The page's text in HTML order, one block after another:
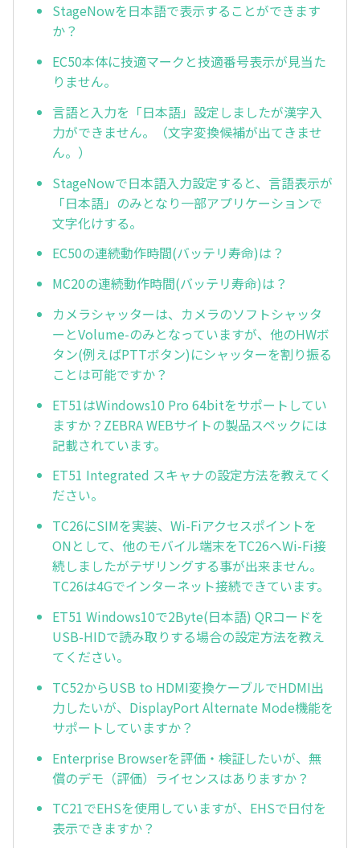
StageNowを日本語で表示することができます
か？
EC50本体に技適マークと技適番号表示が見当た
りません。
言語と入力を「日本語」設定しましたが漢字入
力ができません。（文字変換候補が出てきませ
ん。）
StageNowで日本語入力設定すると、言語表示が
「日本語」のみとなり一部アプリケーションで
文字化けする。
EC50の連続動作時間(バッテリ寿命)は？
MC20の連続動作時間(バッテリ寿命)は？
カメラシャッターは、カメラのソフトシャッタ
ーとVolume-のみとなっていますが、他のHWボ
タン(例えばPTTボタン)にシャッターを割り振る
ことは可能ですか？
ET51はWindows10 Pro 64bitをサポートしてい
ますか？ZEBRA WEBサイトの製品スペックには
記載されています。
ET51 Integrated スキャナの設定方法を教えてく
ださい。
TC26にSIMを実装、Wi-Fiアクセスポイントを
ONとして、他のモバイル端末をTC26へWi-Fi接
続しましたがテザリングする事が出来ません。
TC26は4Gでインターネット接続できています。
ET51 Windows10で2Byte(日本語) QRコードを
USB-HIDで読み取りする場合の設定方法を教え
てください。
TC52からUSB to HDMI変換ケーブルでHDMI出
力したいが、DisplayPort Alternate Mode機能を
サポートしていますか？
Enterprise Browserを評価・検証したいが、無
償のデモ（評価）ライセンスはありますか？
TC21でEHSを使用していますが、EHSで日付を
表示できますか？